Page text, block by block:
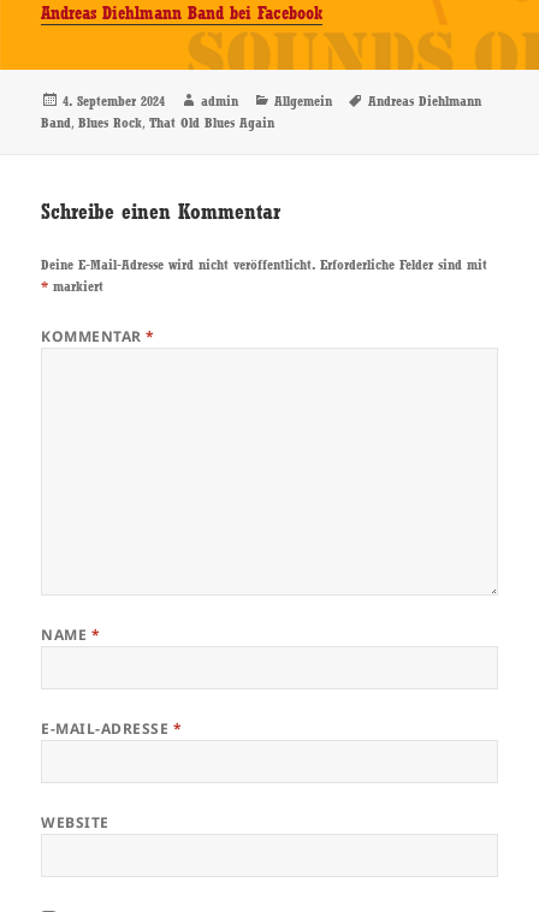
Andreas Diehlmann Band bei Facebook
Veröffentlicht
am
4. September 2024 Autor
admin Kategorien
Allgemein Schlagwörter
Andreas Diehlmann
Band,Blues Rock,That Old Blues Again
Schreibe einen Kommentar
Deine E-Mail-Adresse wird nicht veröffentlicht. Erforderliche Felder sind mit
* markiert
KOMMENTAR*
NAME *
E-MAIL-ADRESSE *
WEBSITE